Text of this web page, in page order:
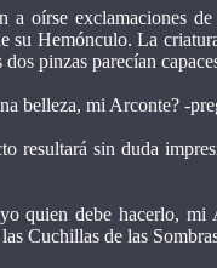
a oírse exclamaciones
su Hemónculo. La
pinzas parecían
belleza, mi Arconte? -
resultará sin duda
quien debe hacerlo, mi
Cuchillas de las